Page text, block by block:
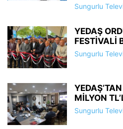
Sungurlu
YEDAŞ
FESTİVALİ
Sungurlu
MİLYON
Sungurlu